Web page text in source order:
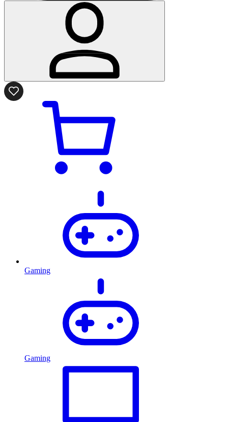
Gaming
Gaming